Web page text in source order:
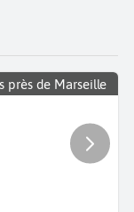
près de Marseille